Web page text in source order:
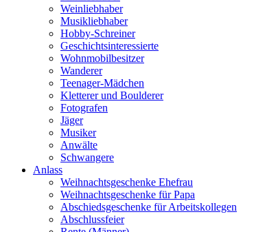
Weinliebhaber
Musikliebhaber
Hobby-Schreiner
Geschichtsinteressierte
Wohnmobilbesitzer
Wanderer
Teenager-Mädchen
Kletterer und Boulderer
Fotografen
Jäger
Musiker
Anwälte
Schwangere
Anlass
Weihnachtsgeschenke Ehefrau
Weihnachtsgeschenke für Papa
Abschiedsgeschenke für Arbeitskollegen
Abschlussfeier